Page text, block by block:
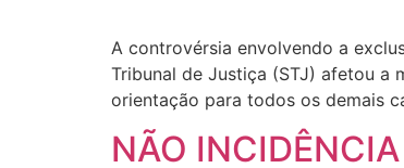
A controvérsia envolvendo a
Tribunal de Justiça (STJ) afetou a
orientação para todos os demais
NÃO